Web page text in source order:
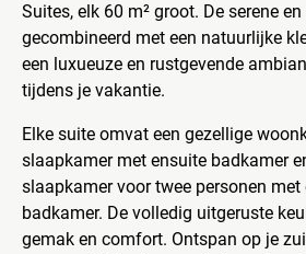
Suites, elk 60 m² groot. De serene
gecombineerd met een natuurlijke
een luxueuze en rustgevende
tijdens je vakantie.
Elke suite omvat een gezellige
slaapkamer met ensuite badkamer
slaapkamer voor twee personen met
badkamer. De volledig uitgeruste
gemak en comfort. Ontspan op je